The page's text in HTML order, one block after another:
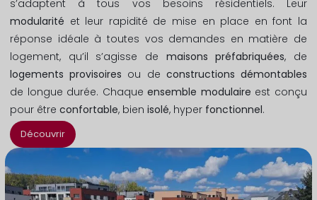
s’adaptent à tous vos besoins résidentiels. Leur
modularité et leur rapidité de mise en place en font la
réponse idéale à toutes vos demandes en matière de
logement, qu’il s’agisse de maisons préfabriquées, de
logements provisoires ou de constructions démontables
de longue durée. Chaqueensemble modulaire est conçu
pour être confortable, bien isolé, hyper fonctionnel.
Découvrir